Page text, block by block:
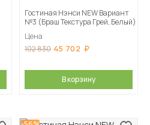
Гостиная Нэнси NEW Вариант
№3 (Браш Текстура Грей, Белый)
Цена
102 830 45 702
В корзину